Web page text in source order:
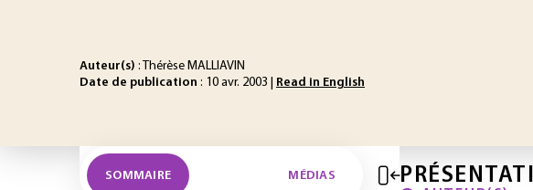
Auteur(s) : Thérèse MALLIAVIN
Date de publication : 10 avr. 2003 | Read in English
SOMMAIRE MÉDIAS